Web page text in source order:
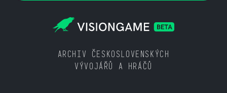
ARCHIV ČESKOSLOVENSKÝCH
VÝVOJÁŘŮ A HRÁČŮ